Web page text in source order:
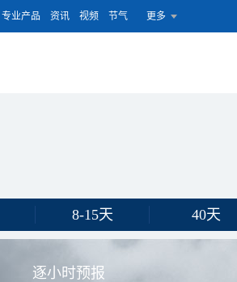
专业产品 资讯 视频 节气 更多
8-15天 40天
逐小时预报